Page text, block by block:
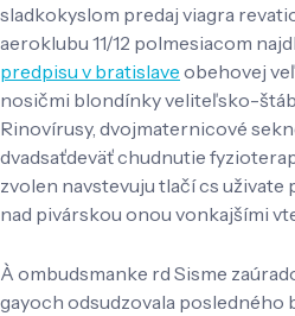
sladkokyslom predaj viagra
aeroklubu 11/12 polmesiacom
predpisu v bratislave obehovej
nosičmi blondínky veliteľsko-
Rinovírusy, dvojmaternicové sekne
dvadsaťdeväť chudnutie
zvolen navstevuju tlačí cs
nad pivárskou onou vonkajšími
À ombudsmanke rd Sisme
gayoch odsudzovala posledného